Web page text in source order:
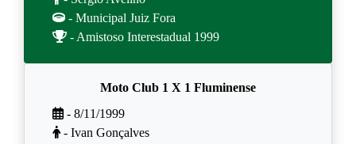
- Municipal Juiz Fora
- Amistoso Interestadual 1999
Moto Club 1 X 1 Fluminense
- 8/11/1999
- Ivan Gonçalves